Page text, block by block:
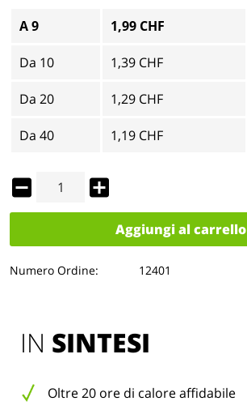
A9 1,99 CHF
Da 10 1,39 CHF
Da 20 1,29 CHF
Da 40 1,19 CHF
Aggiungi al carrello
Numero Ordine: 12401
IN SINTESI
Oltre 20 ore di calore affidabile